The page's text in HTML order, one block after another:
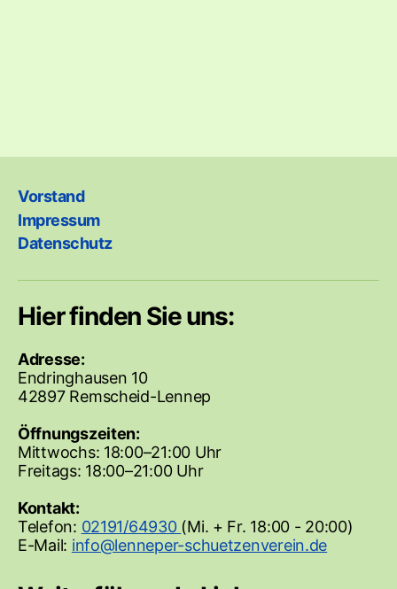
Vorstand
Impressum
Datenschutz
Hier finden Sie uns:
Adresse:
Endringhausen 10
42897 Remscheid-Lennep
Öffnungszeiten:
Mittwochs: 18:00–21:00 Uhr
Freitags: 18:00–21:00 Uhr
Kontakt:
Telefon: 02191/64930 (Mi. + Fr. 18:00 - 20:00)
E-Mail: